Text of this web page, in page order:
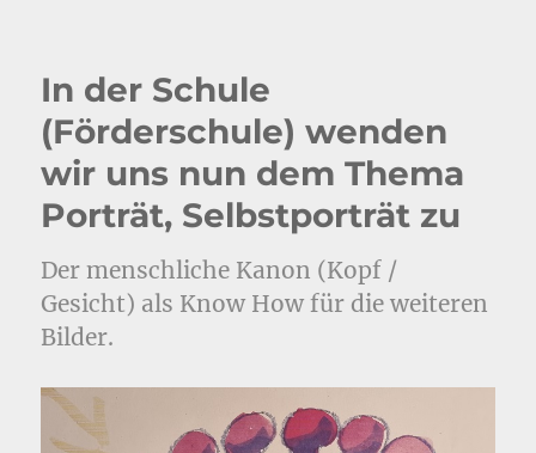
In der Schule
(Förderschule) wenden
wir uns nun dem Thema
Porträt, Selbstporträt zu
Der menschliche Kanon (Kopf /
Gesicht) als Know How für die weiteren
Bilder.